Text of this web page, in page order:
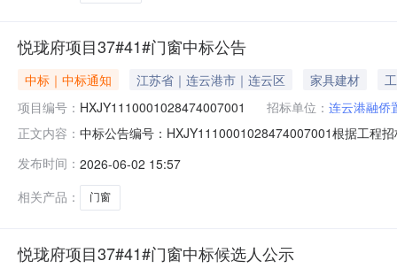
悦珑府项目37#41#门窗中标公告
中标｜中标通知 江苏省｜连云港市｜连云区 家具建材
项目编号： HXJY1110001028474007001 招标单位： 连云港融侨
正文内容： 中标公告编号：HXJY1110001028474007001根据工程
品，完全符合采购文件规定的质量、规格和性能的要求
项目负责人（项
发布时间： 2026-06-02 15:57
相关产品：
门窗
悦珑府项目37#41#门窗中标候选人公示